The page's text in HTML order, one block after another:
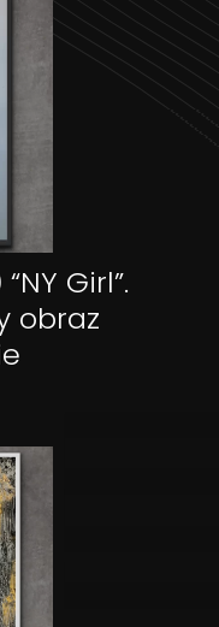
Girl”.
obraz
DO KOSZYKA